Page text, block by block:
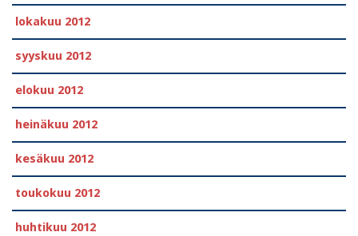
lokakuu 2012
syyskuu 2012
elokuu 2012
heinäkuu 2012
kesäkuu 2012
toukokuu 2012
huhtikuu 2012